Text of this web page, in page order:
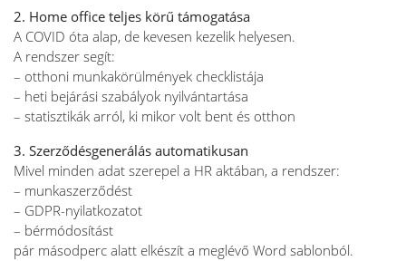
2. Home office teljes körű támogatása
A COVID óta alap, de kevesen kezelik helyesen.
A rendszer segít:
– otthoni munkakörülmények checklistája
– heti bejárási szabályok nyilvántartása
– statisztikák arról, ki mikor volt bent és otthon
3. Szerződésgenerálás automatikusan
Mivel minden adat szerepel a HR aktában, a rendszer:
– munkaszerződést
– GDPR-nyilatkozatot
– bérmódosítást
pár másodperc alatt elkészít a meglévő Word sablonból.